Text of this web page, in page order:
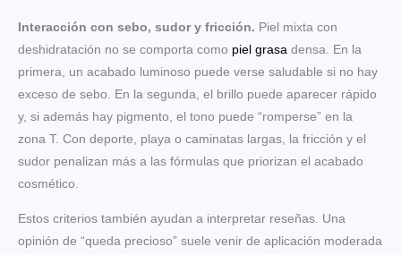
Interacción con sebo, sudor y fricción. Piel mixta con
deshidratación no se comporta como piel grasa densa. En la
primera, un acabado luminoso puede verse saludable si no hay
exceso de sebo. En la segunda, el brillo puede aparecer rápido
y, si además hay pigmento, el tono puede “romperse” en la
zona T. Con deporte, playa o caminatas largas, la fricción y el
sudor penalizan más a las fórmulas que priorizan el acabado
cosmético.
Estos criterios también ayudan a interpretar reseñas. Una
opinión de “queda precioso” suele venir de aplicación moderada